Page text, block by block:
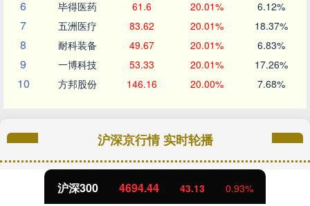
6 毕得医药 61.6 20.01% 6.12%
7 五洲医疗 83.62 20.01% 18.37%
8 耐科装备 49.67 20.01% 6.83%
9 一博科技 53.33 20.01% 17.26%
10 方邦股份 146.16 20.00% 7.68%
沪深京行情 实时轮播
沪深300 4694.44 43.13 0.93%